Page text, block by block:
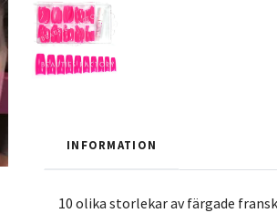
INFORMATION
10 olika storlekar av färgade